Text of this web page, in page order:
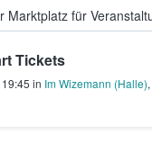
Marktplatz für
Fans Tickets
Tickets
19:45 in Im Wizemann (Halle),